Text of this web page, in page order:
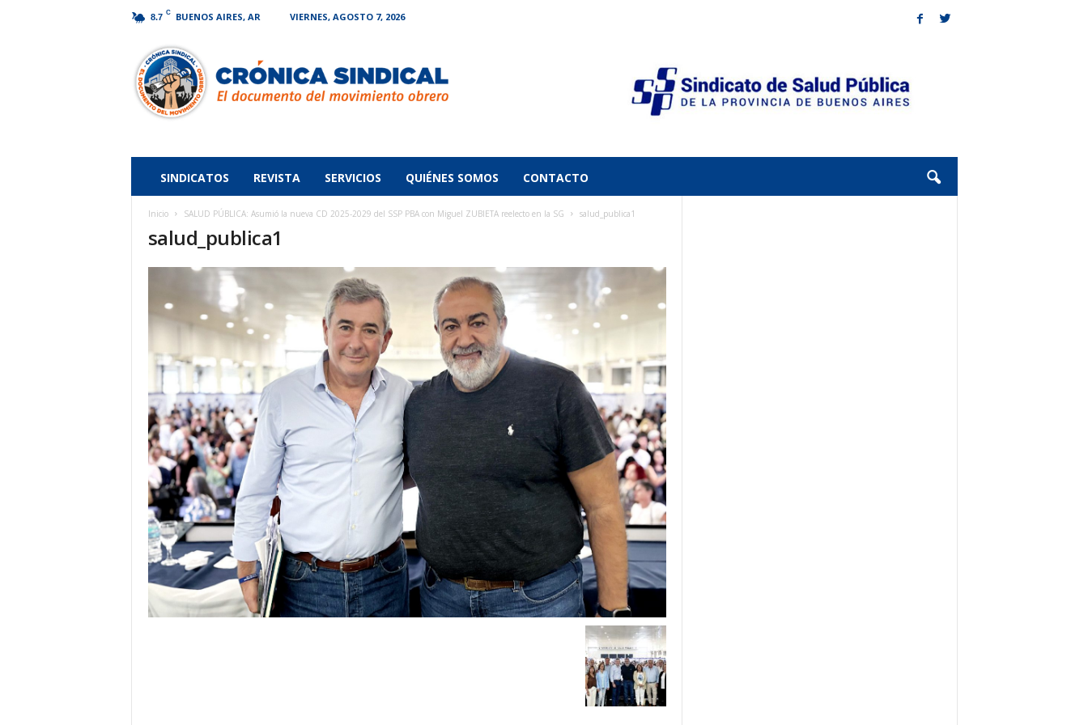
8.7 C BUENOS AIRES, AR VIERNES, AGOSTO 7, 2026
Sindical
SINDICATOS REVISTA SERVICIOS QUIÉNES SOMOS CONTACTO
Inicio SALUD PÚBLICA: Asumió la nueva CD 2025-2029 del SSP PBA con Miguel ZUBIETA reelecto en la SG salud_publica1
salud_publica1